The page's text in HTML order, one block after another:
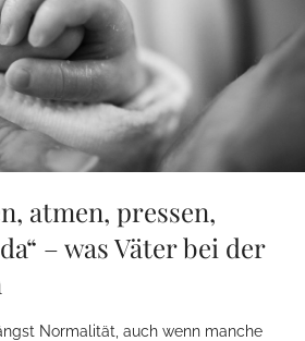
atmen, pressen,
– was Väter bei der
Normalität, auch wenn manche